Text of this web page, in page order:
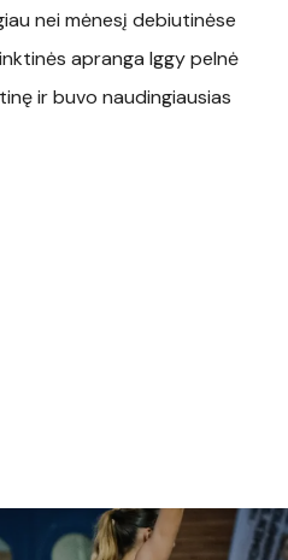
nei mėnesį debiutinėse
apranga Iggy pelnė
ir buvo naudingiausias